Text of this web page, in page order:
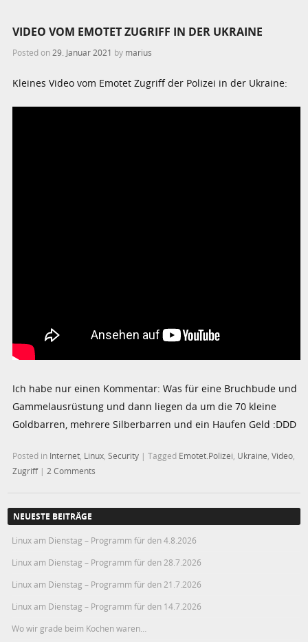
VIDEO VOM EMOTET ZUGRIFF IN DER UKRAINE
Posted on 29. Januar 2021 by marius
Kleines Video vom Emotet Zugriff der Polizei in der Ukraine:
Ich habe nur einen Kommentar: Was für eine Bruchbude und
Gammelausrüstung und dann liegen da um die 70 kleine
Goldbarren, mehrere Silberbarren und ein Haufen Geld :DDD
Posted in Internet Linux ,Security |Tagged Emotet.Polizei Ukraine ,Video
Zugriff | 2 Comments
NEUESTE BEITRÄGE
Linux am Dienstag – Programm für den 4.8.2026
Linux am Dienstag – Programm für den 28.7.2026
Linux am Dienstag – Programm für den 21.7.2026
Linux am Dienstag – Programm für den 14.7.2026
Wo wir grade beim Kochen waren…